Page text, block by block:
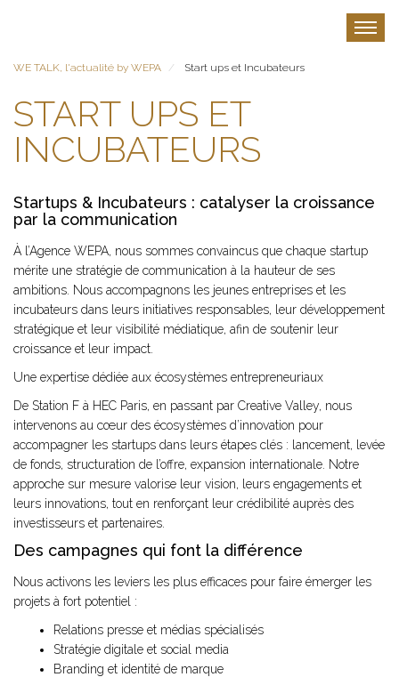
principal
WE TALK, l'actualité by WEPA Start ups et Incubateurs
START UPS ET
INCUBATEURS
Startups & Incubateurs : catalyser la croissance
par la communication
À l’Agence WEPA, nous sommes convaincus que chaque startup
mérite une stratégie de communication à la hauteur de ses
ambitions. Nous accompagnons les jeunes entreprises et les
incubateurs dans leurs initiatives responsables, leur développement
stratégique et leur visibilité médiatique, afin de soutenir leur
croissance et leur impact.
Une expertise dédiée aux écosystèmes entrepreneuriaux
De Station F à HEC Paris, en passant par Creative Valley, nous
intervenons au cœur des écosystèmes d’innovation pour
accompagner les startups dans leurs étapes clés : lancement, levée
de fonds, structuration de l’offre, expansion internationale. Notre
approche sur mesure valorise leur vision, leurs engagements et
leurs innovations, tout en renforçant leur crédibilité auprès des
investisseurs et partenaires.
Des campagnes qui font la différence
Nous activons les leviers les plus efficaces pour faire émerger les
projets à fort potentiel :
Relations presse et médias spécialisés
Stratégie digitale et social media
Branding et identité de marque